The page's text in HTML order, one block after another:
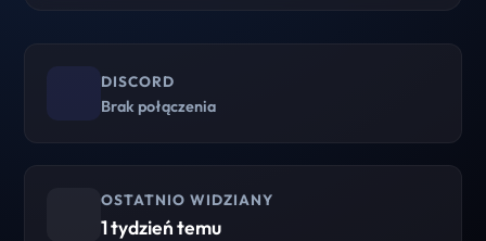
DISCORD
Brak połączenia
OSTATNIO WIDZIANY
1 tydzień temu